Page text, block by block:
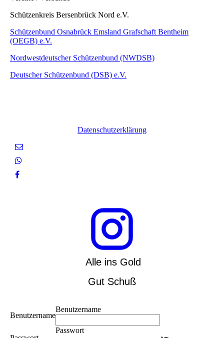
Schützenkreis Bersenbrück Nord e.V.
Schützenbund Osnabrück Emsland Grafschaft Bentheim
(OEGB) e.V.
Nordwestdeutscher Schützenbund (NWDSB)
Deutscher Schützenbund (DSB) e.V.
Datenschutzerklärung
Alle ins Gold
Gut Schuß
Benutzername
Benutzername
Passwort